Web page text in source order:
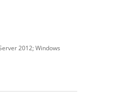
2012; Windows